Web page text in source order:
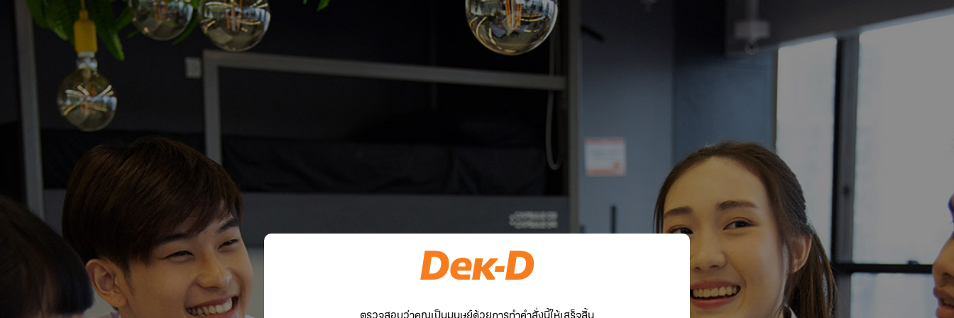
ตรวจสอบว่าคุณเป็นมนุษย์ด้วยการทำคำสั่งนี้ให้เสร็จสิ้น